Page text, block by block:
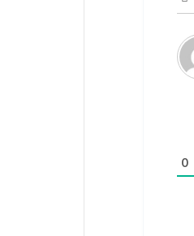
0